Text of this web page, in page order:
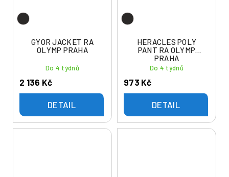
GYOR JACKET RA
OLYMP PRAHA
Do 4 týdnů
2 136 Kč
DETAIL
HERACLES POLY
PANT RA OLYMP
PRAHA
Do 4 týdnů
973 Kč
DETAIL